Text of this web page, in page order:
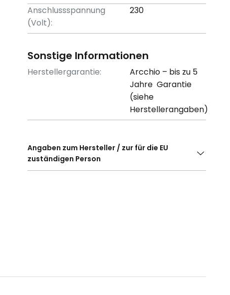
Anschlussspannung
(Volt):
230
Sonstige Informationen
Herstellergarantie:
Arcchio – bis zu 5
Jahre Garantie
(siehe
Herstellerangaben)
Angaben zum Hersteller / zur für die EU
zuständigen Person